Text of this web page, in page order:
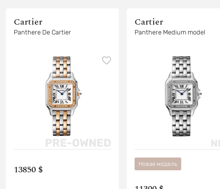
Cartier
Panthere De Cartier
13850 $
Cartier
Panthere Medium model
Новая модель